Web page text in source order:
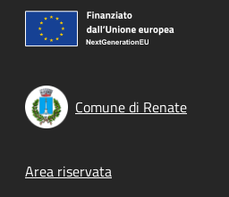
Comune di Renate
Footer menu
Area riservata